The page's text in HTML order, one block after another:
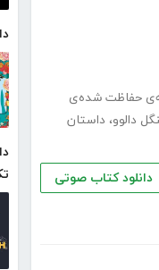
حفاظت شده‌ی
دالوو، داستان
دانلود کتاب صوتی